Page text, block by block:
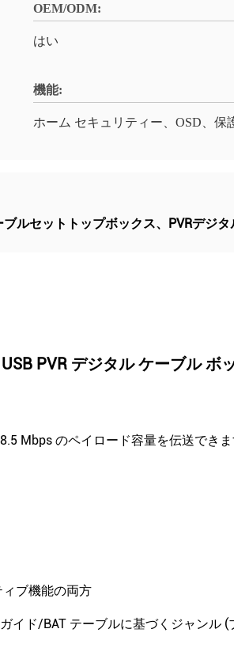
OEM/ODM:
はい
機能:
ホーム セキュリティー、OSD、保
ルセットトップボックス、PVRデジ
PVR デジタル ケーブル ボ
Mbps のペイロード容量を伝送できま
ブ機能の両方
イド/BAT テーブルに基づくジャンル (